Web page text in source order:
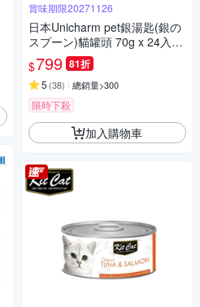
賞味期限20271126
日本Unicharm pet銀湯匙(銀の
スプーン)貓罐頭 70g x 24入組
★
$799 81折
5 (38) 總銷量>300
限時下殺
加入購物車